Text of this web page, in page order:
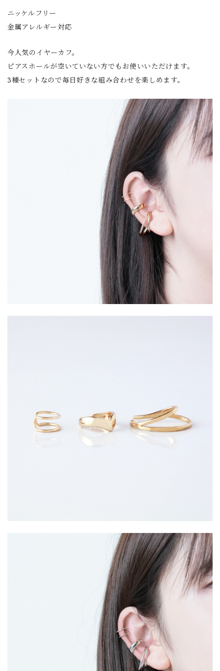
ニッケルフリー
金属アレルギー対応
今人気のイヤーカフ。
ピアスホールが空いていない方でもお使いいただけます。
3種セットなので毎日好きな組み合わせを楽しめます。